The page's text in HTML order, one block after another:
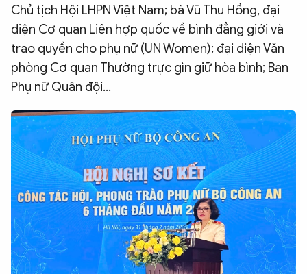
Video Ảnh
Infographic
Chuyên trang An ninh thế giới
Chuyên đề
Chủ tịch Hội LHPN Việt Nam; bà Vũ Thu Hồng, đại
diện Cơ quan Liên hợp quốc về bình đẳng giới và
trao quyền cho phụ nữ (UN Women); đại diện Văn
phòng Cơ quan Thường trực gìn giữ hòa bình; Ban
Phụ nữ Quân đội...